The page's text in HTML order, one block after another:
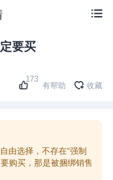
要买
173
有帮助 收藏
由选择，不存在“强制
购买，那是被捆绑销售